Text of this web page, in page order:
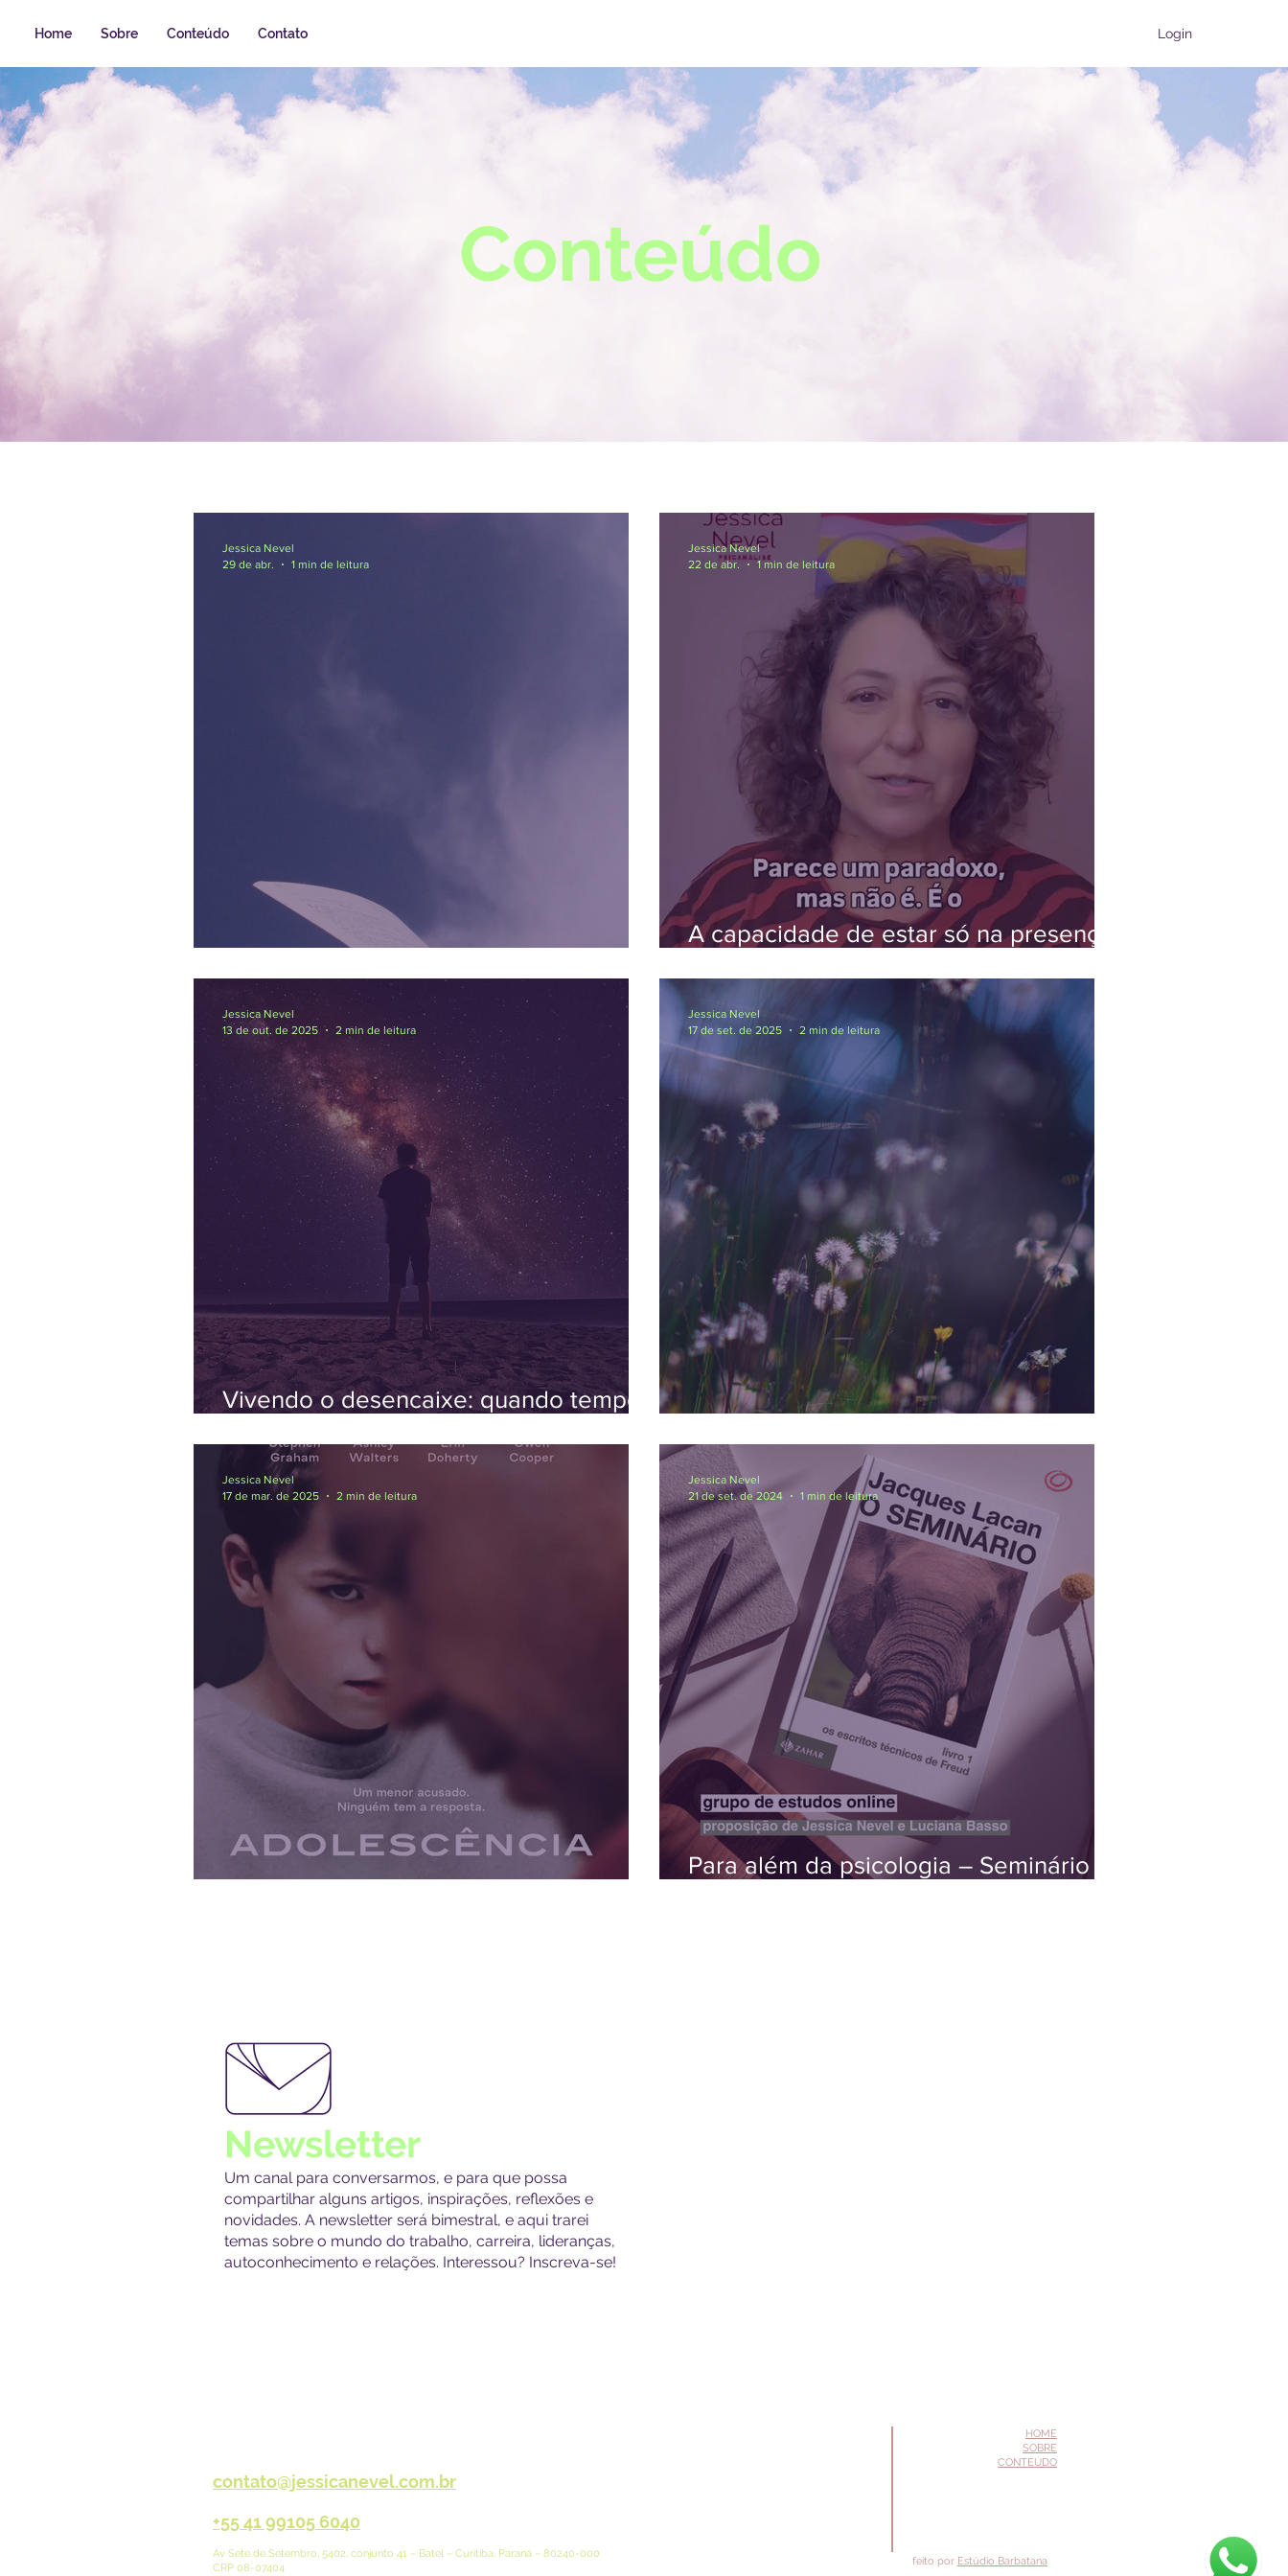
Home Sobre Conteúdo Contato Login
Conteúdo
Jessica Nevel
29 de abr.
1 min de leitura
A capacidade de estar só na presença
Jessica Nevel
22 de abr.
1 min de leitura
Vivendo o desencaixe: quando tempo,
contornos
Jessica Nevel
13 de out. de 2025
2 min de leitura
Jessica Nevel
17 de set. de 2025
2 min de leitura
Jessica Nevel
17 de mar. de 2025
2 min de leitura
Para além da psicologia – Seminário I
Jessica Nevel
21 de set. de 2024
1 min de leitura
Newsletter
Um canal para conversarmos, e para que possa
compartilhar alguns artigos, inspirações, reflexões e
novidades. A newsletter será bimestral, e aqui trarei
temas sobre o mundo do trabalho, carreira, lideranças,
autoconhecimento e relações. Interessou? Inscreva-se!
contato@jessicanevel.com.br
+55 41 99105 6040
Av Sete de Setembro, 5402, conjunto 41 – Batel – Curitiba, Paraná – 80240-000
CRP 08-07404
HOME
SOBRE
CONTEÚDO
feito por Estúdio Barbatana